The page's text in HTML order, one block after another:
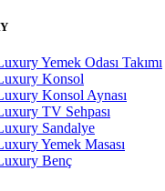
Yemek Odası Takımı
Konsol
Konsol Aynası
TV Sehpası
Sandalye
Yemek Masası
Benç